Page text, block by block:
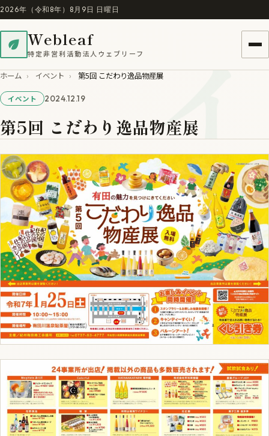
2026年（令和8年）8月9日 日曜日
Webleaf
特定非営利活動法人ウェブリーフ イ
ホーム › イベント › 第5回 こだわり逸品物産展
イベント 2024.12.19
第5回 こだわり逸品物産展